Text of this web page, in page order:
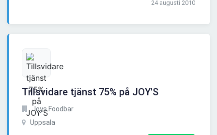
24 augusti 2010
Tillsvidare tjänst 75% på JOY'S
Joys Foodbar
Uppsala